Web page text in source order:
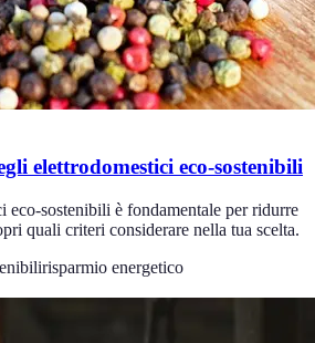
elettrodomestici eco-sostenibili
eco-sostenibili è fondamentale per ridurre
quali criteri considerare nella tua scelta.
risparmio energetico